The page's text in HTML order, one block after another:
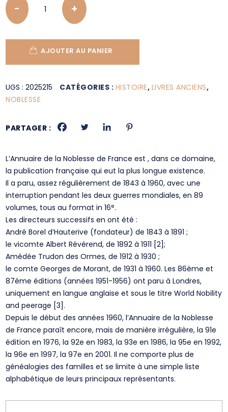
AJOUTER AU PANIER
UGS :2025215 CATÉGORIES : HISTOIRE, LIVRES ANCIENS,
NOBLESSE
PARTAGER :
L’Annuaire de la Noblesse de France est , dans ce domaine,
la publication française qui eut la plus longue existence.
Il a paru, assez régulièrement de 1843 à 1960, avec une
interruption pendant les deux guerres mondiales, en 89
volumes, tous au format in 16°.
Les directeurs successifs en ont été :
André Borel d’Hauterive (fondateur) de 1843 à 1891 ;
le vicomte Albert Révérend, de 1892 à 1911 [2];
Amédée Trudon des Ormes, de 1912 à 1930 ;
le comte Georges de Morant, de 1931 à 1960. Les 86ème et
87ème éditions (années 1951-1956) ont paru à Londres,
uniquement en langue anglaise et sous le titre World Nobility
and peerage [3].
Depuis le début des années 1960, l’Annuaire de la Noblesse
de France paraît encore, mais de manière irrégulière, la 91e
édition en 1976, la 92e en 1983, la 93e en 1986, la 95e en 1992,
la 96e en 1997, la 97e en 2001. Il ne comporte plus de
généalogies des familles et se limite à une simple liste
alphabétique de leurs principaux représentants.